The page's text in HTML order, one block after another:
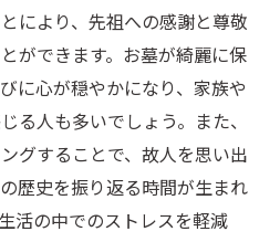
グが促す地域の絆
県の伝統的手法
お墓クリーニングサービス
の見極め方
リーニングサービス
質のバランスを考える
により、先祖への感謝と尊敬
ができます。お墓が綺麗に保
に心が穏やかになり、家族や
る人も多いでしょう。また、
グすることで、故人を思い出
歴史を振り返る時間が生まれ
活の中でのストレスを軽減